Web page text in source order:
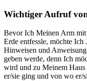
Wichtiger Aufruf
Bevor Ich Meinen Arm
Erde entfessle, möchte
Hinweisen und
geben werde, denn Ich
wird und zu Meinem
er/sie ging und von wo er/